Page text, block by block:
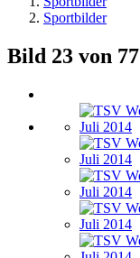
Sportbilder
Bild 23 von 77